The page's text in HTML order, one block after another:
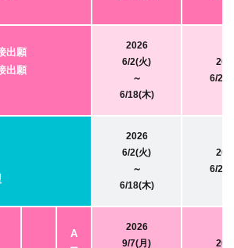
出願
出願
2026
6/2(火)
～
6/18(木)
6/27(
2026
6/2(火)
～
6/18(木)
6/27(
A
2026
9/7(月)